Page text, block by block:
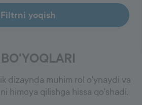
Filtrni yoqish
dizaynda muhim rol o'ynaydi va
himoya qilishga hissa qo'shadi.